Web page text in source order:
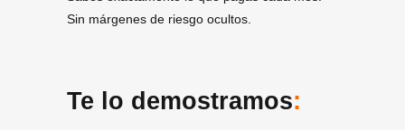
Sin márgenes de riesgo ocultos.
Te lo demostramos: